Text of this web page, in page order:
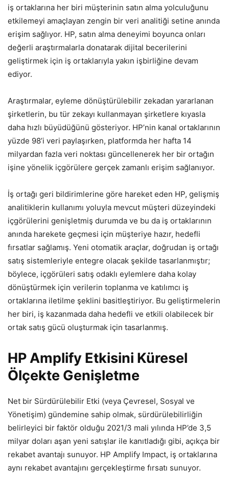
iş ortaklarına her biri müşterinin satın alma yolculuğunu
etkilemeyi amaçlayan zengin bir veri analitiği setine anında
erişim sağlıyor. HP, satın alma deneyimi boyunca onları
değerli araştırmalarla donatarak dijital becerilerini
geliştirmek için iş ortaklarıyla yakın işbirliğine devam
ediyor.
Araştırmalar, eyleme dönüştürülebilir zekadan yararlanan
şirketlerin, bu tür zekayı kullanmayan şirketlere kıyasla
daha hızlı büyüdüğünü gösteriyor. HP’nin kanal ortaklarının
yüzde 98’i veri paylaşırken, platformda her hafta 14
milyardan fazla veri noktası güncellenerek her bir ortağın
işine yönelik içgörülere gerçek zamanlı erişim sağlanıyor.
İş ortağı geri bildirimlerine göre hareket eden HP, gelişmiş
analitiklerin kullanımı yoluyla mevcut müşteri düzeyindeki
içgörülerini genişletmiş durumda ve bu da iş ortaklarının
anında harekete geçmesi için müşteriye hazır, hedefli
fırsatlar sağlamış. Yeni otomatik araçlar, doğrudan iş ortağı
satış sistemleriyle entegre olacak şekilde tasarlanmıştır;
böylece, içgörüleri satış odaklı eylemlere daha kolay
dönüştürmek için verilerin toplanma ve katılımcı iş
ortaklarına iletilme şeklini basitleştiriyor. Bu geliştirmelerin
her biri, iş kazanmada daha hedefli ve etkili olabilecek bir
ortak satış gücü oluşturmak için tasarlanmış.
HP Amplify Etkisini Küresel
Ölçekte Genişletme
Net bir Sürdürülebilir Etki (veya Çevresel, Sosyal ve
Yönetişim) gündemine sahip olmak, sürdürülebilirliğin
belirleyici bir faktör olduğu 2021/3 mali yılında HP’de 3,5
milyar doları aşan yeni satışlar ile kanıtladığı gibi, açıkça bir
rekabet avantajı sunuyor. HP Amplify Impact, iş ortaklarına
aynı rekabet avantajını gerçekleştirme fırsatı sunuyor.